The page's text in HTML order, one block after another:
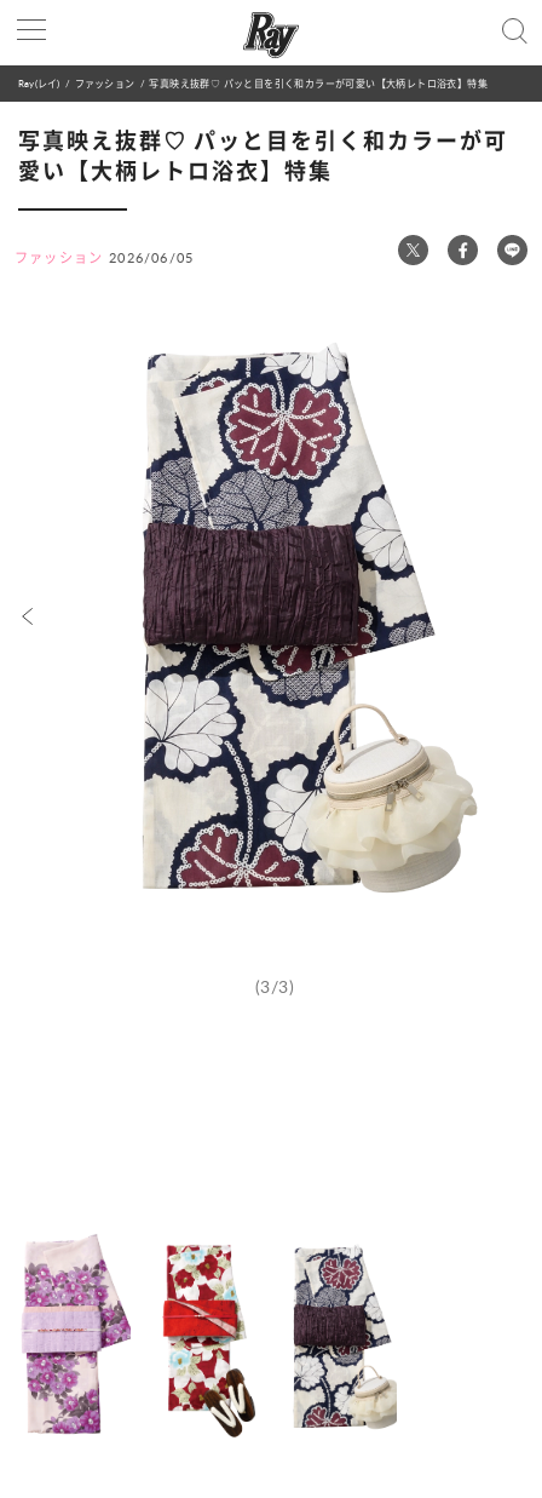
Ray(レイ) ファッション 写真映え抜群♡ パッと目を引く和カラーが可愛い【大柄レトロ浴衣】特集
写真映え抜群♡ パッと目を引く和カラーが可
愛い【大柄レトロ浴衣】特集
ファッション 2026/06/05
(3/3)